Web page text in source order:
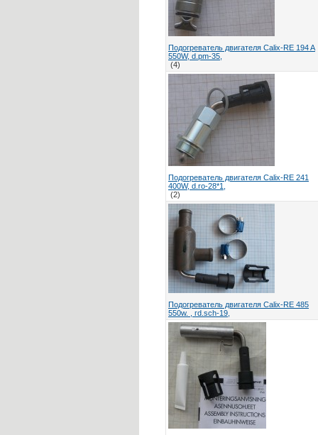
Подогреватель двигателя Calix-RE 194 A
550W, d.pm-35,
(4)
Подогреватель двигателя Calix-RE 241
400W, d.ro-28*1,
(2)
Подогреватель двигателя Calix-RE 485
550w. , гd.sch-19,